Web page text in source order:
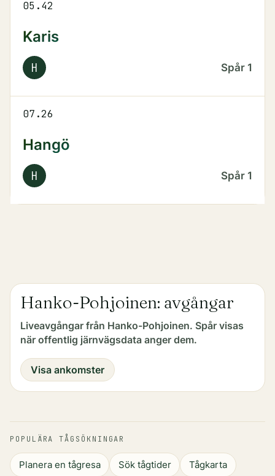
05.42
Karis
H Spår 1
07.26
Hangö
H Spår 1
Hanko-Pohjoinen: avgångar
Liveavgångar från Hanko-Pohjoinen. Spår visas
när offentlig järnvägsdata anger dem.
Visa ankomster
POPULÄRA TÅGSÖKNINGAR
Planera en tågresa Sök tågtider Tågkarta